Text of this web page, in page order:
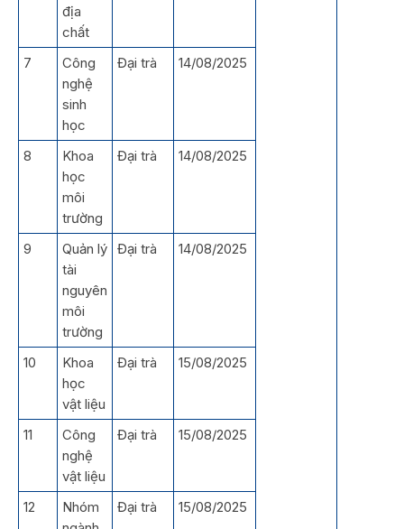
địa
chất
7
Công
nghệ
sinh
học
Đại trà 14/08/2025
8
Khoa
học
môi
trường
Đại trà 14/08/2025
9
Quản lý
tài
nguyên
môi
trường
Đại trà 14/08/2025
10
Khoa
học
vật liệu
Đại trà 15/08/2025
11
Công
nghệ
vật liệu
Đại trà 15/08/2025
12
Nhóm
Đại trà 15/08/2025